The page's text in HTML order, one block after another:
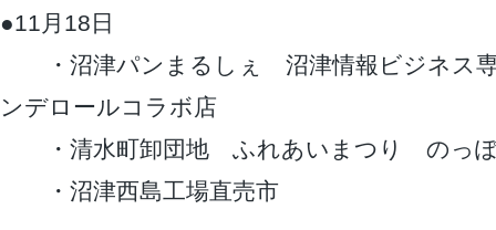
●11月18日
・沼津パンまるしぇ 沼津情報ビジネス
ンデロールコラボ店
・清水町卸団地 ふれあいまつり のっぽ
・沼津西島工場直売市